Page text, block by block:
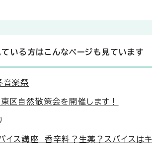
いる方はこんなページも見ています
楽祭
区自然散策会を開催します！
イス講座 香辛料？生薬？スパイスはキ